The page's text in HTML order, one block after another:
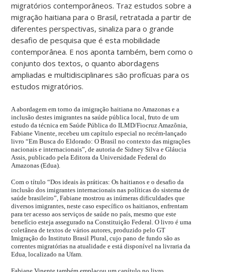
migratórios contemporâneos. Traz estudos sobre a
migração haitiana para o Brasil, retratada a partir de
diferentes perspectivas, sinaliza para o grande
desafio de pesquisa que é esta mobilidade
contemporânea. E nos aponta também, bem como o
conjunto dos textos, o quanto abordagens
ampliadas e multidisciplinares são profícuas para os
estudos migratórios.
A abordagem em torno da imigração haitiana no Amazonas e a
inclusão destes imigrantes na saúde pública local, fruto de um
estudo da técnica em Saúde Pública do ILMD/Fiocruz Amazônia,
Fabiane Vinente, recebeu um capítulo especial no recém-lançado
livro “Em Busca do Eldorado: O Brasil no contexto das migrações
nacionais e internacionais”, de autoria de Sidney Silva e Gláucia
Assis, publicado pela Editora da Universidade Federal do
Amazonas (Edua).
Com o título “Dos ideais às práticas: Os haitianos e o desafio da
inclusão dos imigrantes internacionais nas políticas do sistema de
saúde brasileiro”, Fabiane mostrou as inúmeras dificuldades que
diversos imigrantes, neste caso específico os haitianos, enfrentam
para ter acesso aos serviços de saúde no país, mesmo que este
benefício esteja assegurado na Constituição Federal. O livro é uma
coletânea de textos de vários autores, produzido pelo GT
Imigração do Instituto Brasil Plural, cujo pano de fundo são as
correntes migratórias na atualidade e está disponível na livraria da
Edua, localizado na Ufam.